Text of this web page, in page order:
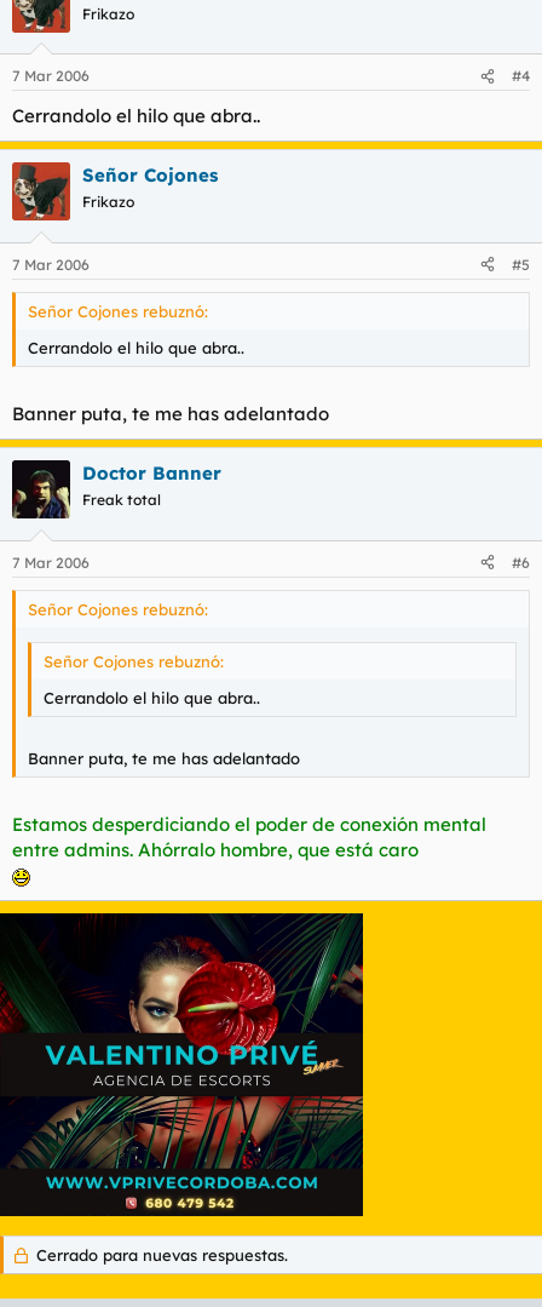
Frikazo
7 Mar 2006 #4
Cerrandolo el hilo que abra..
Señor Cojones
Frikazo
7 Mar 2006 #5
Señor Cojones rebuznó:
Cerrandolo el hilo que abra..
Banner puta, te me has adelantado
Doctor Banner
Freak total
7 Mar 2006 #6
Señor Cojones rebuznó:
Señor Cojones rebuznó:
Cerrandolo el hilo que abra..
Banner puta, te me has adelantado
Estamos desperdiciando el poder de conexión mental
entre admins. Ahórralo hombre, que está caro
Cerrado para nuevas respuestas.